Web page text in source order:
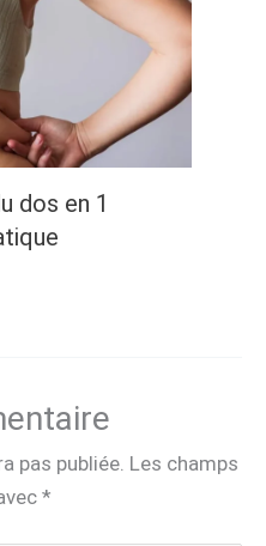
dos en 1
pas publiée. Les champs
*